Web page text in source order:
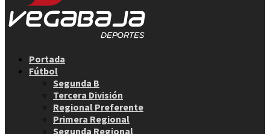
Portada
Fútbol
Segunda B
Tercera División
Regional Preferente
Primera Regional
Segunda Regional